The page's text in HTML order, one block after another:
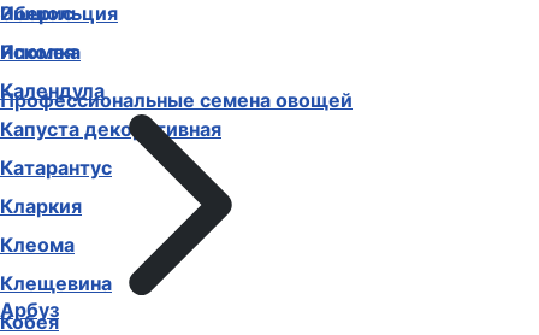
Иберис
Ипомея
Календула
Капуста декоративная
Катарантус
Кларкия
Клеома
Клещевина
Кобея
Эшшольция
Ясколка
Профессиональные семена овощей
Арбуз